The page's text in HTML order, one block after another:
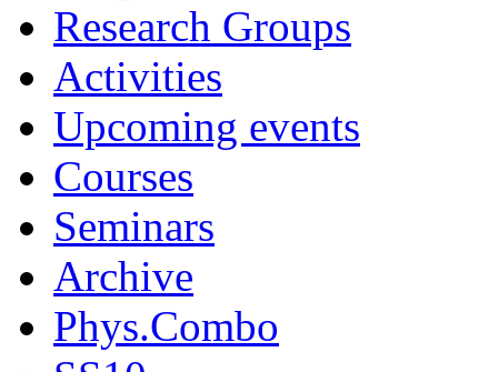
Research Groups
Activities
Upcoming events
Courses
Seminars
Archive
Phys.Combo